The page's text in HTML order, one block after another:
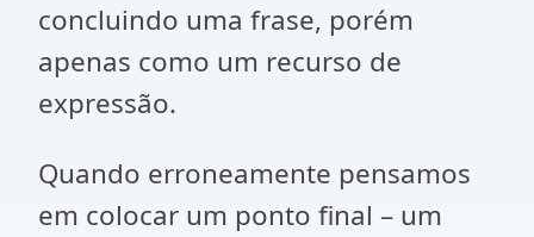
concluindo uma frase, porém
apenas como um recurso de
expressão.
Quando erroneamente pensamos
em colocar um ponto final – um